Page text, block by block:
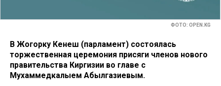
ФОТО: OPEN.KG
В Жогорку Кенеш (парламент) состоялась
торжественная церемония присяги членов нового
правительства Киргизии во главе с
Мухаммедкалыем Абылгазиевым.